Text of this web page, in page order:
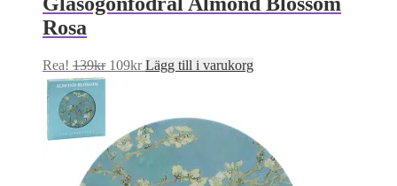
Rosa
Rea! 139kr Det
139kr.
109krDet
109kr.
Lägg till i varukorg